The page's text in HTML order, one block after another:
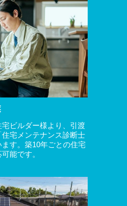
提携に関するご案内
会 開催のご報告
ビルダー様より、引渡
宅メンテナンス診断士
す。築10年ごとの住宅
能です。